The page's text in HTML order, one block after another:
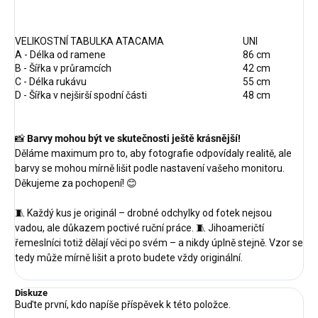
VELIKOSTNÍ TABULKA ATACAMA
UNI
A - Délka od ramene
86 cm
B - Šířka v průramcích
42 cm
C - Délka rukávu
55 cm
D - Šířka v nejširší spodní části
48 cm
📸Barvy mohou být ve skutečnosti ještě krásnější!
Děláme maximum pro to, aby fotografie odpovídaly realitě, ale
barvy se mohou mírně lišit podle nastavení vašeho monitoru.
Děkujeme za pochopení! 😊
🧵 Každý kus je originál – drobné odchylky od fotek nejsou
vadou, ale důkazem poctivé ruční práce. 🧵 Jihoameričtí
řemeslníci totiž dělají věci po svém – a nikdy úplně stejně. Vzor se
tedy může mírně lišit a proto budete vždy originální.
Diskuze
Buďte první, kdo napíše příspěvek k této položce.